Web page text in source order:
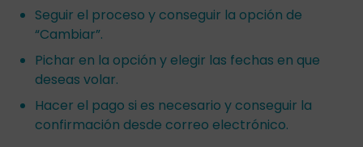
Seguir el proceso y conseguir la opción de
“Cambiar”.
Pichar en la opción y elegir las fechas en que
deseas volar.
Hacer el pago si es necesario y conseguir la
confirmación desde correo electrónico.